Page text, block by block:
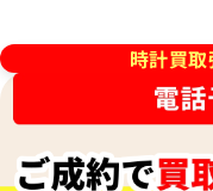
日時点の参考買取価
時計買